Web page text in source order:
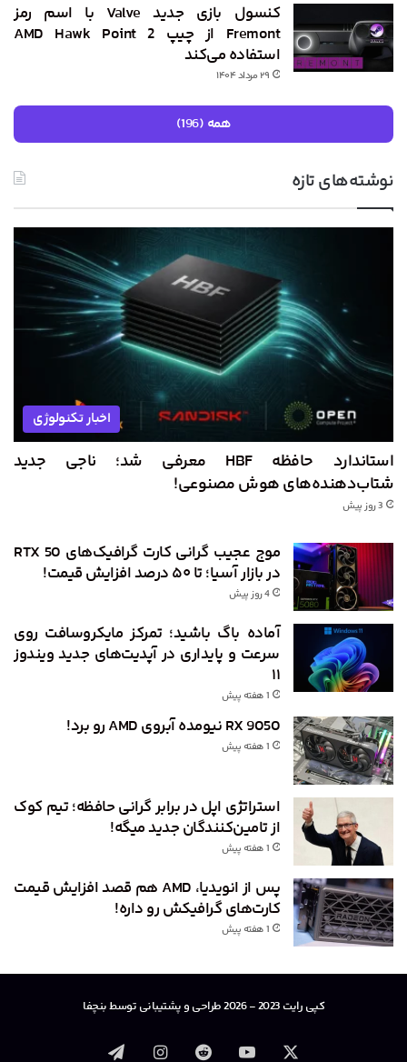
کنسول بازی جدید Valve با اسم رمز
Fremont از چیپ AMD Hawk Point 2
استفاده می‌کند
۲۹ مرداد ۱۴۰۴
همه (196)
نوشته‌های تازه
اخبار تکنولوژی
استاندارد حافظه HBF معرفی شد؛ ناجی جدید
شتاب‌دهنده‌های هوش مصنوعی!
3 روز پیش
موج عجیب گرانی کارت گرافیک‌های RTX 50
در بازار آسیا؛ تا ۵۰ درصد افزایش قیمت!
4 روز پیش
آماده باگ باشید؛ تمرکز مایکروسافت روی
سرعت و پایداری در آپدیت‌های جدید ویندوز
۱۱
1 هفته پیش
RX 9050 نیومده آبروی AMD رو برد!
1 هفته پیش
استراتژی اپل در برابر گرانی حافظه؛ تیم کوک
از تامین‌کنندگان جدید میگه!
1 هفته پیش
پس از انویدیا، AMD هم قصد افزایش قیمت
کارت‌های گرافیکش رو داره!
1 هفته پیش
کپی رایت 2023 - 2026 طراحی و پشتیبانی توسط بنچفا
X یوتیوب‫رددیتاینستاگرامتلگرام